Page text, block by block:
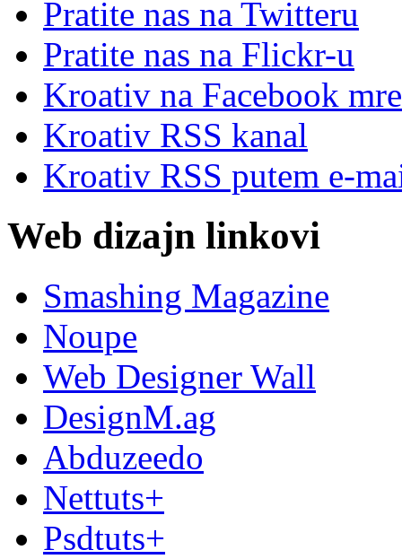
Pratite nas na Twitteru
Pratite nas na Flickr-u
Kroativ na Facebook
Kroativ RSS kanal
Kroativ RSS putem e-
Web dizajn linkovi
Smashing Magazine
Noupe
Web Designer Wall
DesignM.ag
Abduzeedo
Nettuts+
Psdtuts+